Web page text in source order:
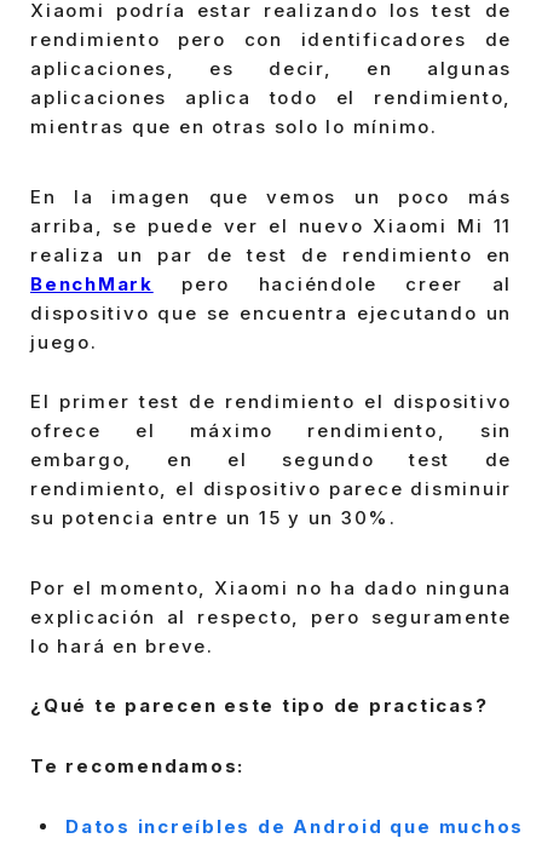
Xiaomi podría estar realizando los test de
rendimiento pero con identificadores de
aplicaciones, es decir, en algunas
aplicaciones aplica todo el rendimiento,
mientras que en otras solo lo mínimo.
En la imagen que vemos un poco más
arriba, se puede ver el nuevo Xiaomi Mi 11
realiza un par de test de rendimiento en
BenchMark
pero haciéndole creer al
dispositivo que se encuentra ejecutando un
juego.
El primer test de rendimiento el dispositivo
ofrece el máximo rendimiento, sin
embargo, en el segundo test de
rendimiento, el dispositivo parece disminuir
su potencia entre un 15 y un 30%.
Por el momento, Xiaomi no ha dado ninguna
explicación al respecto, pero seguramente
lo hará en breve.
¿Qué te parecen este tipo de practicas?
Te recomendamos:
Datos increíbles de Android que muchos